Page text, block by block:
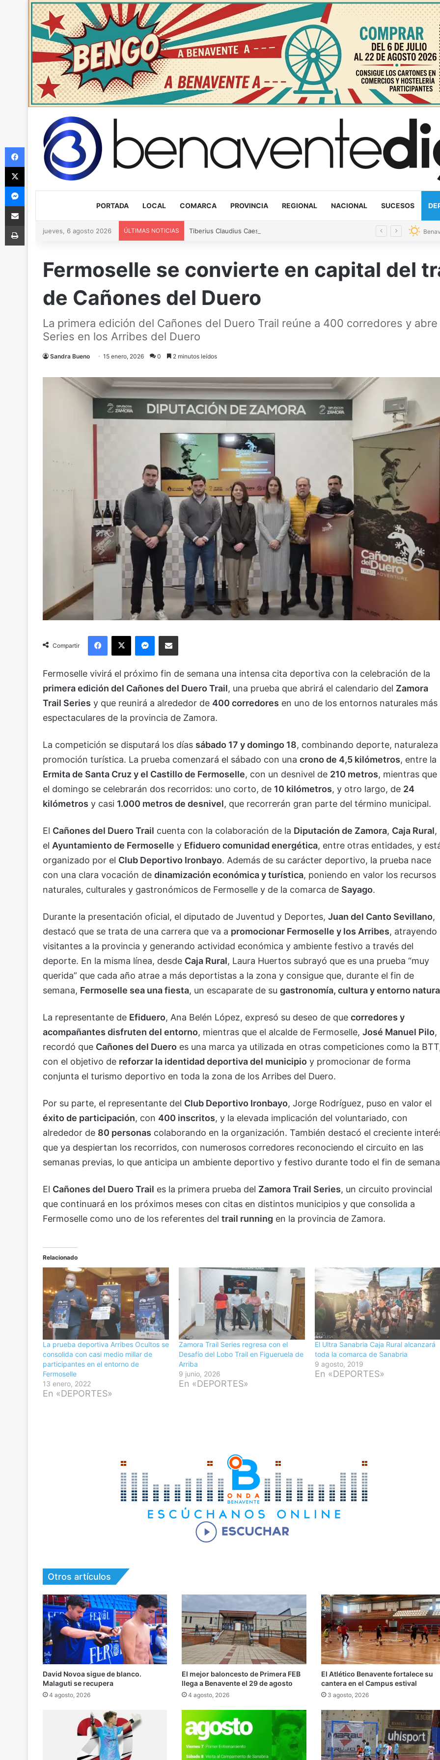
PORTADA LOCAL COMARCA PROVINCIA REGIONAL NACIONAL SUCESOS
jueves, 6 agosto 2026 ÚLTIMAS NOTICIAS
Fermoselle se convierte en capital del
de Cañones del Duero
La primera edición del Cañones del Duero Trail reúne a 400 corredores y
Series en los Arribes del Duero
Sandra Bueno 15 enero, 2026 0 2 minutos leídos
Compartir
Facebook
X Messenger
Compartir via Email
Fermoselle vivirá el próximo fin de semana una intensa cita deportiva con la celebración de la
primera edición del Cañones del Duero Trail, una prueba que abrirá el calendario del Zamora
Trail Series y que reunirá a alrededor de 400 corredores en uno de los entornos naturales más
espectaculares de la provincia de Zamora.
La competición se disputará los días sábado 17 y domingo 18, combinando deporte, naturaleza
promoción turística. La prueba comenzará el sábado con una crono de 4,5 kilómetros, entre la
Ermita de Santa Cruz y el Castillo de Fermoselle, con un desnivel de 210 metros, mientras que
el domingo se celebrarán dos recorridos: uno corto, de 10 kilómetros, y otro largo, de 24
kilómetros y casi 1.000 metros de desnivel, que recorrerán gran parte del término municipal.
El Cañones del Duero Trail cuenta con la colaboración de la Diputación de Zamora, Caja Rural,
el Ayuntamiento de Fermoselle y Efiduero comunidad energética, entre otras entidades, y
organizado por el Club Deportivo Ironbayo. Además de su carácter deportivo, la prueba nace
con una clara vocación de dinamización económica y turística, poniendo en valor los recursos
naturales, culturales y gastronómicos de Fermoselle y de la comarca de Sayago.
Durante la presentación oficial, el diputado de Juventud y Deportes, Juan del Canto Sevillano,
destacó que se trata de una carrera que va a promocionar Fermoselle y los Arribes, atrayendo
visitantes a la provincia y generando actividad económica y ambiente festivo a través del
deporte. En la misma línea, desde Caja Rural, Laura Huertos subrayó que es una prueba “muy
querida” que cada año atrae a más deportistas a la zona y consigue que, durante el fin de
semana, Fermoselle sea una fiesta, un escaparate de su gastronomía, cultura y entorno
La representante de Efiduero, Ana Belén López, expresó su deseo de que corredores y
acompañantes disfruten del entorno, mientras que el alcalde de Fermoselle, José Manuel Pilo,
recordó que Cañones del Duero es una marca ya utilizada en otras competiciones como la
con el objetivo de reforzar la identidad deportiva del municipio y promocionar de forma
conjunta el turismo deportivo en toda la zona de los Arribes del Duero.
Por su parte, el representante del Club Deportivo Ironbayo, Jorge Rodríguez, puso en valor el
éxito de participación, con 400 inscritos, y la elevada implicación del voluntariado, con
alrededor de 80 personas colaborando en la organización. También destacó el creciente
que ya despiertan los recorridos, con numerosos corredores reconociendo el circuito en las
semanas previas, lo que anticipa un ambiente deportivo y festivo durante todo el fin de
El Cañones del Duero Trail es la primera prueba del Zamora Trail Series, un circuito provincial
que continuará en los próximos meses con citas en distintos municipios y que consolida a
Fermoselle como uno de los referentes del trail running en la provincia de Zamora.
Relacionado
La prueba deportiva Arribes Ocultos se
consolida con casi medio millar de
participantes en el entorno de
Fermoselle
13 enero, 2022
En «DEPORTES»
Zamora Trail Series regresa con el
Desafío del Lobo Trail en Figueruela de
Arriba
9 junio, 2026
En «DEPORTES»
El Ultra Sanabria Caja Rural alcanzará
toda la comarca de Sanabria
9 agosto, 2019
En «DEPORTES»
Otros artículos
David Novoa sigue de blanco.
Malaguti se recupera
4 agosto, 2026
El mejor baloncesto de Primera FEB
llega a Benavente el 29 de agosto
4 agosto, 2026
El Atlético Benavente fortalece su
cantera en el Campus estival
3 agosto, 2026
Facebook
X
Messenger
Compartir via Email